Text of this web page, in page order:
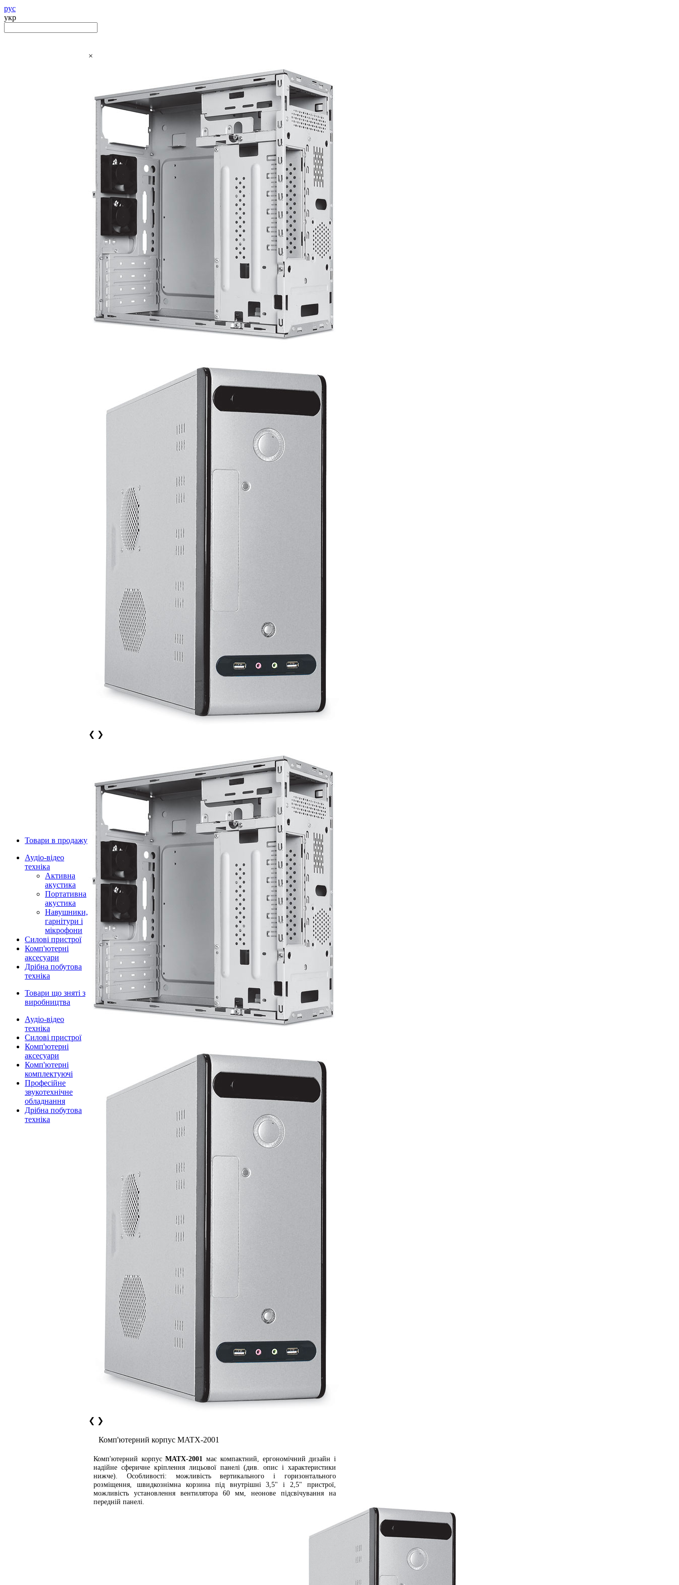
рус
укр
Товари в продажу
Аудіо-відео
техніка
Активна
акустика
Портативна
акустика
Навушники,
гарнітури і
мікрофони
Силові пристрої
Комп'ютерні
аксесуари
Дрібна побутова
техніка
Товари що зняті з
виробництва
Аудіо-відео
техніка
Силові пристрої
Комп'ютерні
аксесуари
Комп'ютерні
комплектуючі
Професійне
звукотехнічне
обладнання
Дрібна побутова
техніка
×
❮ ❯
❮ ❯
Комп'ютерний корпус MATX-2001
Комп'ютерний корпусMATX-2001 має компактний, ергономічний дизайн і
надійне сферичне кріплення лицьової панелі (див. опис і характеристики
нижче). Особливості: можливість вертикального і горизонтального
розміщення, швидкознімна корзина під внутрішні 3,5" і 2,5" пристрої,
можливість установлення вентилятора 60 мм, неонове підсвічування на
передній панелі.